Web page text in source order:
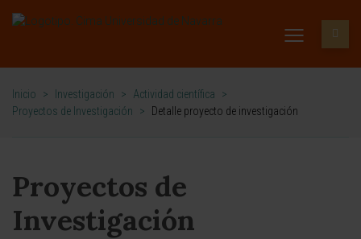
Inicio > Investigación > Actividad científica
>
Proyectos de Investigación
> Detalle proyecto de investigación
Proyectos de
Investigación